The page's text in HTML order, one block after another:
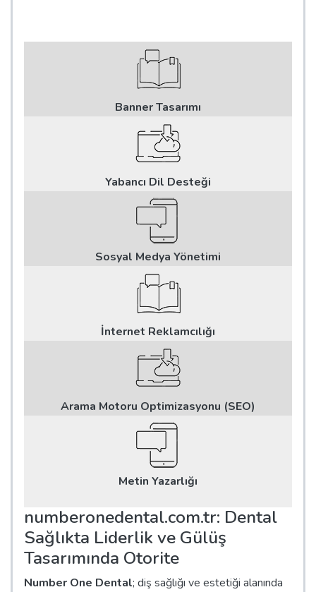
Banner Tasarımı
Yabancı Dil Desteği
Sosyal Medya Yönetimi
İnternet Reklamcılığı
Arama Motoru Optimizasyonu (SEO)
Metin Yazarlığı
numberonedental.com.tr: Dental
Sağlıkta Liderlik ve Gülüş
Tasarımında Otorite
Number One Dental; diş sağlığı ve estetiği alanında